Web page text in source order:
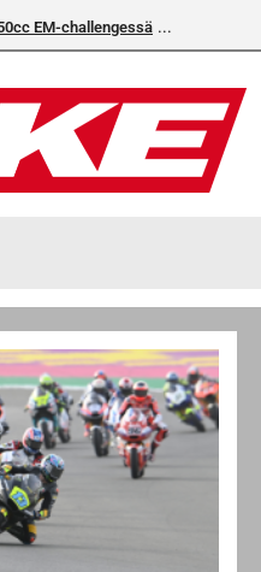
EM-challengessä